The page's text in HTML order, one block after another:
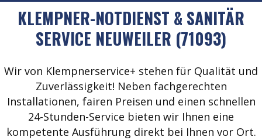
KLEMPNER-NOTDIENST & SANITÄR
SERVICE NEUWEILER (71093)
Wir von Klempnerservice+ stehen für Qualität und
Zuverlässigkeit! Neben fachgerechten
Installationen, fairen Preisen und einen schnellen
24-Stunden-Service bieten wir Ihnen eine
kompetente Ausführung direkt bei Ihnen vor Ort.